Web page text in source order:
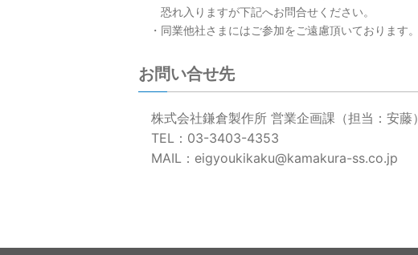
恐れ入りますが下記へお問合せください。
・同業他社さまにはご参加をご遠慮頂いております。
お問い合せ先
株式会社鎌倉製作所 営業企画課（担当：安藤）
TEL：03-3403-4353
MAIL：eigyoukikaku@kamakura-ss.co.jp